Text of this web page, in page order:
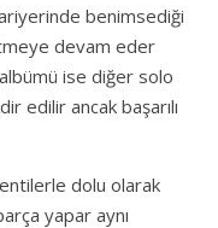
benimsediği
devam eder
ise diğer solo
edilir ancak başarılı
dolu olarak
yapar aynı